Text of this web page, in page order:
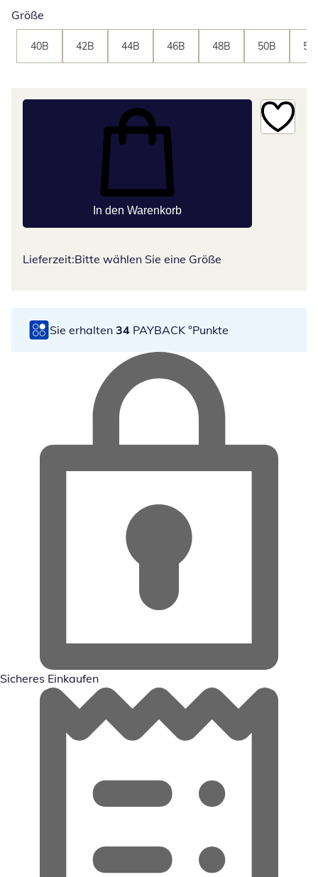
Größe
40B 42B 44B 46B 48B 50B
In den Warenkorb
Lieferzeit:Bitte wählen Sie eine Größe
Sie erhalten 34 PAYBACK °Punkte
Sicheres Einkaufen